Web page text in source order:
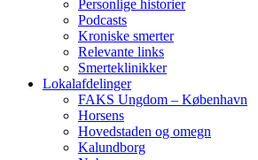
Personlige historier
Podcasts
Kroniske smerter
Relevante links
Smerteklinikker
Lokalafdelinger
FAKS Ungdom – København
Horsens
Hovedstaden og omegn
Kalundborg